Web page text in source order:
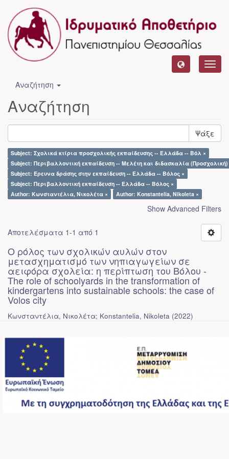
Αναζήτηση
Αναζήτηση
Ψάξε
Subject: Σχολικά κτίρια προσχολικής εκπαίδευσης -- Ελλάδα -- Βόλ ×
Subject: Περιβαλλοντική εκπαίδευση -- Μελέτη και διδασκαλία (Προσχολική)
Subject: Έρευνα δράσης στην εκπαίδευση -- Ελλάδα -- Βόλος ×
Subject: Περιβαλλοντική εκπαίδευση -- Ελλάδα -- Βόλος ×
Author: Κωνσταντέλια, Νικολέτα ×
Author: Konstantelia, Nikoleta ×
Show Advanced Filters
Αποτελέσματα 1-1 από 1
Ο ρόλος των σχολικών αυλών στον
μετασχηματισμό των νηπιαγωγείων σε
αειφόρα σχολεία: η περίπτωση του Βόλου -
The role of schoolyards in the transformation of
kindergartens into sustainable schools: the case of
Volos city
Κωνσταντέλια, Νικολέτα; Konstantelia, Nikoleta (2022)